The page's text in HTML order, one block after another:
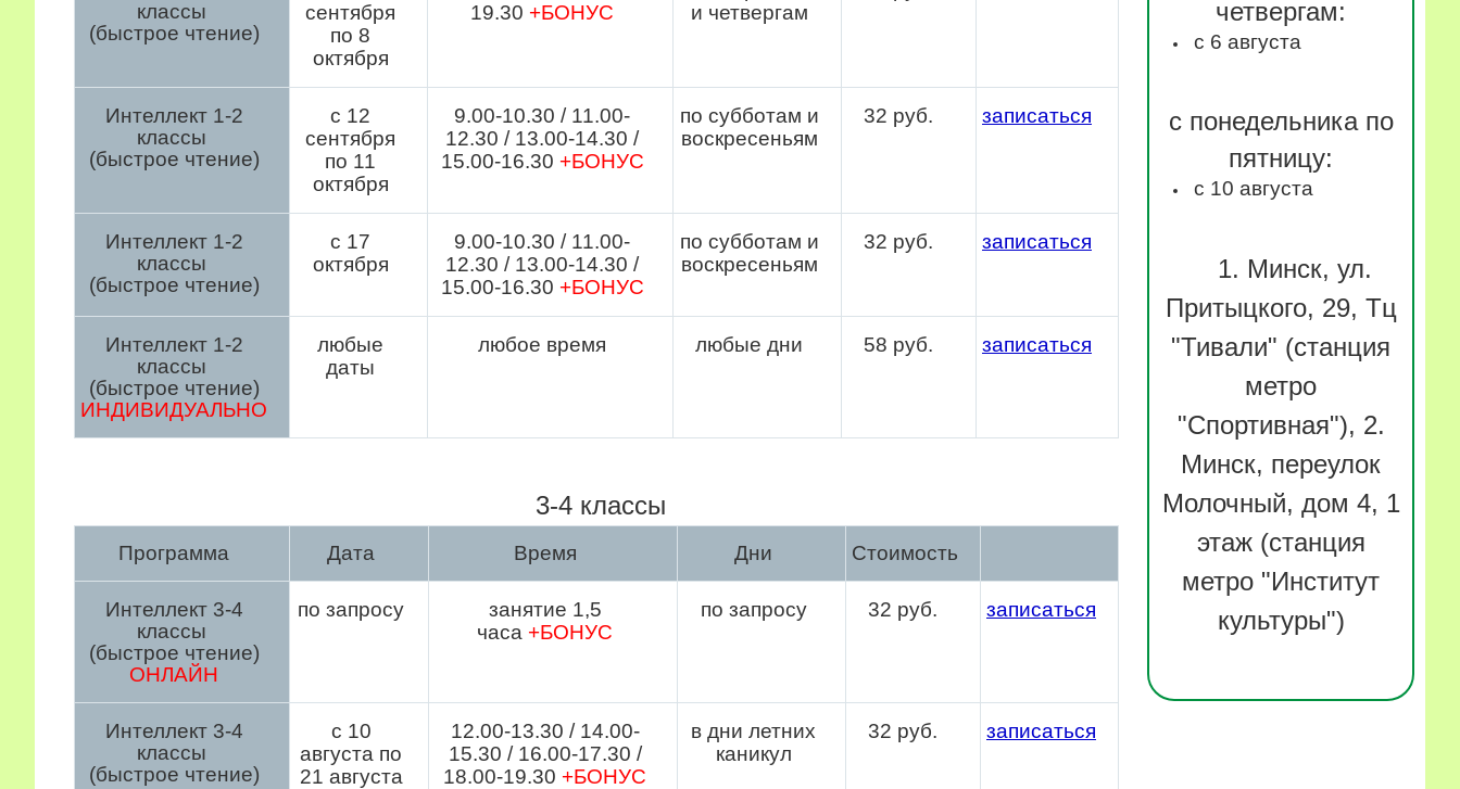
четвергам:
с 6 августа
с понедельника по
пятницу:
с 10 августа
1. Минск, ул.
Притыцкого, 29, Тц
"Тивали" (станция
метро
"Спортивная"), 2.
Минск, переулок
Молочный, дом 4, 1
этаж (станция
метро "Институт
культуры")
классы
(быстрое чтение)
сентября
по 8
октября
19.30 +БОНУС
и четвергам
Интеллект 1-2
классы
(быстрое чтение)
с 12
сентября
по 11
октября
9.00-10.30 / 11.00-
12.30 / 13.00-14.30 /
15.00-16.30 +БОНУС
по субботам и
воскресеньям
32 руб. записаться
Интеллект 1-2
классы
(быстрое чтение)
с 17
октября
9.00-10.30 / 11.00-
12.30 / 13.00-14.30 /
15.00-16.30 +БОНУС
по субботам и
воскресеньям
32 руб. записаться
Интеллект 1-2
классы
(быстрое чтение)
ИНДИВИДУАЛЬНО
любые
даты
любое время любые дни 58 руб. записаться
3-4 классы
Программа Дата Время Дни Стоимость
Интеллект 3-4
классы
(быстрое чтение)
ОНЛАЙН
по запросу
занятие 1,5
часа +БОНУС
по запросу 32 руб. записаться
Интеллект 3-4
классы
(быстрое чтение)
с 10
августа по
21 августа
12.00-13.30 / 14.00-
15.30 / 16.00-17.30 /
18.00-19.30 +БОНУС
в дни летних
каникул
32 руб. записаться